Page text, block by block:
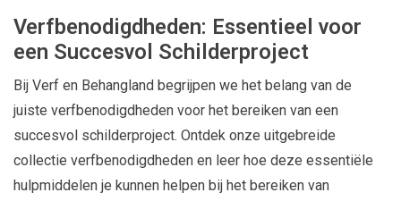
Verfbenodigdheden: Essentieel voor
een Succesvol Schilderproject
Bij Verf en Behangland begrijpen we het belang van de
juiste verfbenodigdheden voor het bereiken van een
succesvol schilderproject. Ontdek onze uitgebreide
collectie verfbenodigdheden en leer hoe deze essentiële
hulpmiddelen je kunnen helpen bij het bereiken van